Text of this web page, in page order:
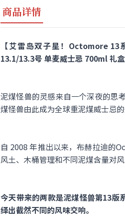
商品详情
【艾雷岛双子星！Octomore
13.1/13.3号 单麦威士忌 700ml 礼
泥煤怪兽的灵感来自一个深夜的思
煤怪兽由此成为全球重泥煤威士忌
自 2008 年推出以来，布赫拉迪的
风土、木桶管理和不同泥煤含量对
今天带来的两款是泥煤怪兽第13版
绎出截然不同的风味交响。